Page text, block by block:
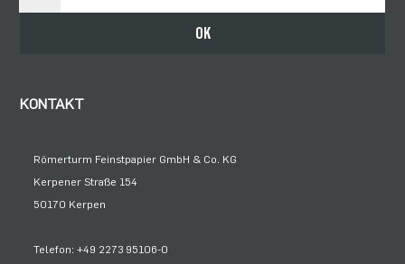
OK
KONTAKT
Römerturm Feinstpapier GmbH & Co. KG
Kerpener Straße 154
50170 Kerpen
Telefon: +49 2273 95106-0